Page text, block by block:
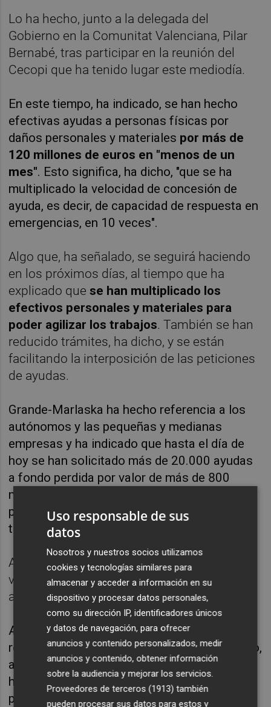
Lo ha hecho, junto a la delegada del
Gobierno en la Comunitat Valenciana, Pilar
Bernabé, tras participar en la reunión del
Cecopi que ha tenido lugar este mediodía.
En este tiempo, ha indicado, se han hecho
efectivas ayudas a personas físicas por
daños personales y materiales por más de
120 millones de euros en "menos de un
mes". Esto significa, ha dicho, "que se ha
multiplicado la velocidad de concesión de
ayuda, es decir, de capacidad de respuesta en
emergencias, en 10 veces".
Algo que, ha señalado, se seguirá haciendo
en los próximos días, al tiempo que ha
explicado quese han multiplicado los
efectivos personales y materiales para
poder agilizar los trabajos. También se han
reducido trámites, ha dicho, y se están
facilitando la interposición de las peticiones
de ayudas.
Grande-Marlaska ha hecho referencia a los
autónomos y las pequeñas y medianas
empresas y ha indicado que hasta el día de
hoy se han solicitado más de 20.000 ayudas
a fondo perdida por valor de más de 800
millones de euros que fueron incluidos en el
primer Real Decreto Ley para responder a la
tragedia.
A partir de esta semana, ha precisado, ya se
van a hacer efectivas esas ayudas a
autónomos y pymes.
Al mismo tiempo, el ministro ha hecho
referencia que en este "breve lapso de tiempo,
aunque muy largo para los afectados, el ICO
ha concedido más de 220 millones en
préstamos a interés cero".
Uso responsable de sus
datos
Nosotros y nuestros socios utilizamos
cookies y tecnologías similares para
almacenar y acceder a información en su
dispositivo y procesar datos personales,
como su dirección IP, identificadores únicos
y datos de navegación, para ofrecer
anuncios y contenido personalizados, medir
anuncios y contenido, obtener información
sobre la audiencia y mejorar los servicios.
Proveedores de terceros (1913) también
pueden procesar sus datos para estos y